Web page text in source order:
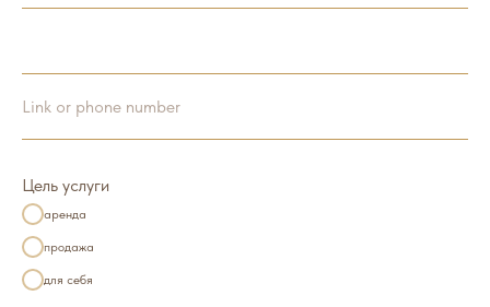
Link or phone number
Цель услуги
аренда
продажа
для себя